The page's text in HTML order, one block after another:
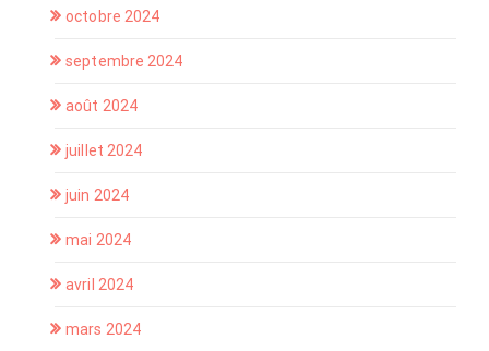
octobre 2024
septembre 2024
août 2024
juillet 2024
juin 2024
mai 2024
avril 2024
mars 2024